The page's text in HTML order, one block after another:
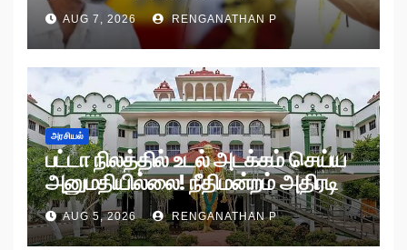
AUG 7, 2026 RENGANATHAN P
அரசியல்
பட்டா நிலத்தில் உடல் அடக்கம் செய்ய
அனுமதியில்லை! நீதிமன்றம் அதிரடி
உத்தரவு!
AUG 5, 2026 RENGANATHAN P